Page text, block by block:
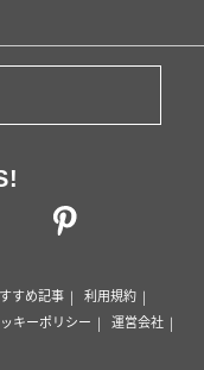
すめ記事
利用規約
キーポリシー
運営会社